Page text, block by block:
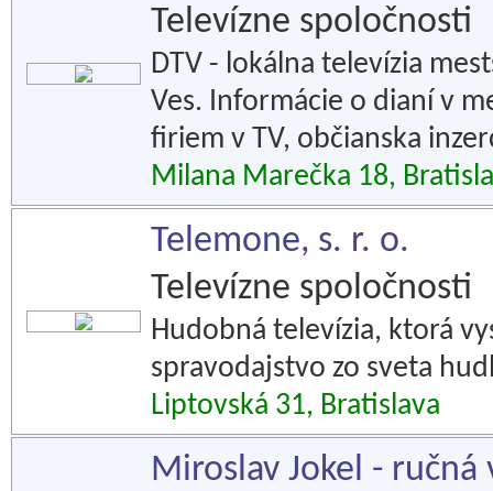
Televízne spoločnosti
DTV - lokálna televízia
Ves. Informácie o dianí v
firiem v TV, občianska
Milana Marečka 18,
Telemone, s. r. o.
Televízne spoločnosti
Hudobná televízia, ktorá
spravodajstvo zo sveta
Liptovská 31, Bratislava
Miroslav Jokel -